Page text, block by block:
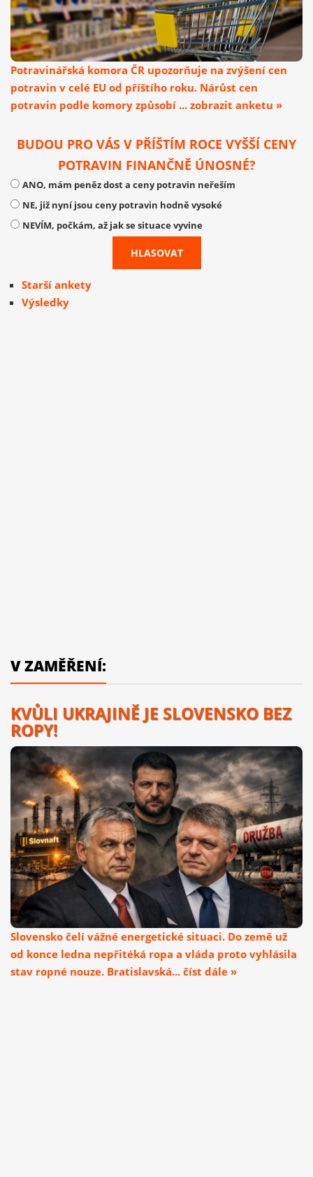
Potravinářská komora ČR upozorňuje na zvýšení cen
potravin v celé EU od příštího roku. Nárůst cen
potravin podle komory způsobí ... zobrazit anketu »
BUDOU PRO VÁS V PŘÍŠTÍM ROCE VYŠŠÍ CENY
POTRAVIN FINANČNĚ ÚNOSNÉ?
ANO, mám peněz dost a ceny potravin neřeším
NE, již nyní jsou ceny potravin hodně vysoké
NEVÍM, počkám, až jak se situace vyvine
Starší ankety
Výsledky
V ZAMĚŘENÍ:
KVŮLI UKRAJINĚ JE SLOVENSKO BEZ
ROPY!
Slovensko čelí vážné energetické situaci. Do země už
od konce ledna nepřitéká ropa a vláda proto vyhlásila
stav ropné nouze. Bratislavská... číst dále »